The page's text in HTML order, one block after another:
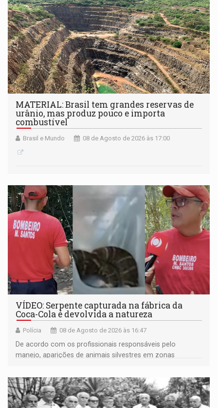
MATERIAL: Brasil tem grandes reservas de
urânio, mas produz pouco e importa
combustível
Brasil e Mundo 08 de Agosto de 2026 às 17:00
VÍDEO: Serpente capturada na fábrica da
Coca-Cola é devolvida a natureza
Polícia 08 de Agosto de 2026 às 16:47
De acordo com os profissionais responsáveis pelo
manejo, aparições de animais silvestres em zonas